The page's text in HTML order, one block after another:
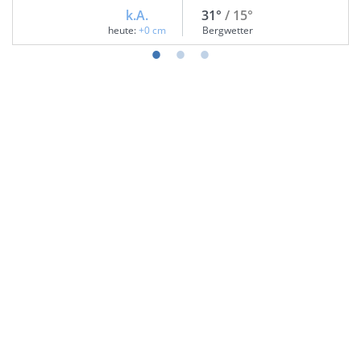
k.A.
heute:+0 cm
31° / 15°
Bergwetter